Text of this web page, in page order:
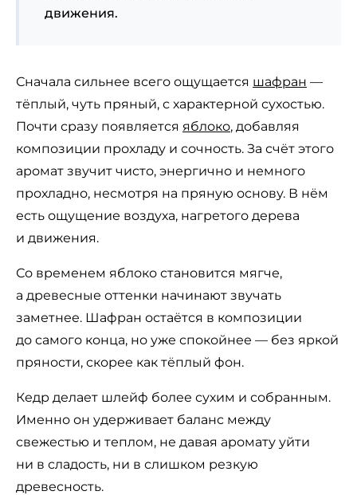
движения.
Сначала сильнее всего ощущается шафран —
тёплый, чуть пряный, с характерной сухостью.
Почти сразу появляется яблоко, добавляя
композиции прохладу и сочность. За счёт этого
аромат звучит чисто, энергично и немного
прохладно, несмотря на пряную основу. В нём
есть ощущение воздуха, нагретого дерева
и движения.
Со временем яблоко становится мягче,
а древесные оттенки начинают звучать
заметнее. Шафран остаётся в композиции
до самого конца, но уже спокойнее — без яркой
пряности, скорее как тёплый фон.
Кедр делает шлейф более сухим и собранным.
Именно он удерживает баланс между
свежестью и теплом, не давая аромату уйти
ни в сладость, ни в слишком резкую
древесность.